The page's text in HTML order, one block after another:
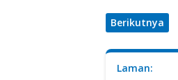
Berikutnya
Laman: